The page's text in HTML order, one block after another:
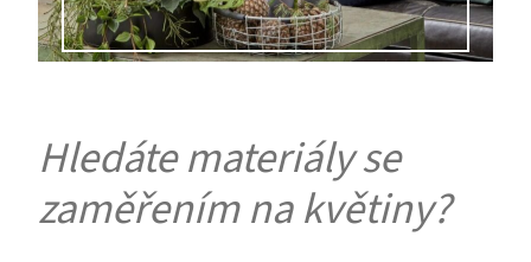
Hledáte materiály se
zaměřením na květiny?